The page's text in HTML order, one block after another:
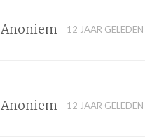
Anoniem 12 JAAR GELEDEN
Anoniem 12 JAAR GELEDEN